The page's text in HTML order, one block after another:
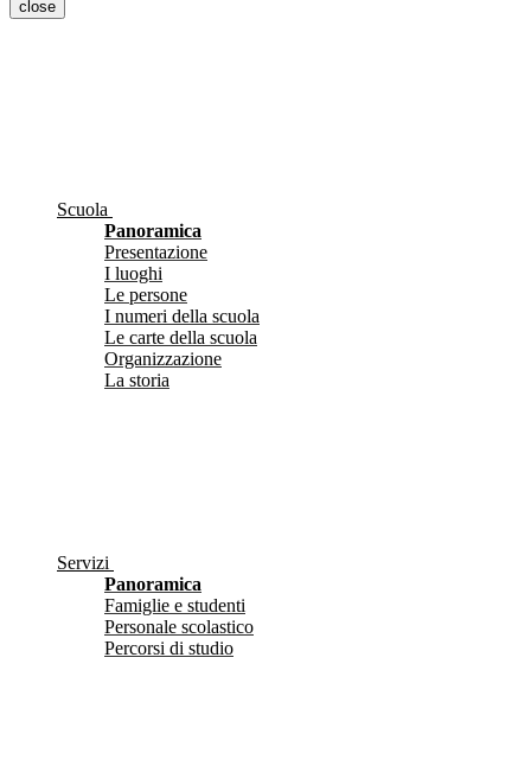
close
Scuola
Panoramica
Presentazione
I luoghi
Le persone
I numeri della scuola
Le carte della scuola
Organizzazione
La storia
Servizi
Panoramica
Famiglie e studenti
Personale scolastico
Percorsi di studio